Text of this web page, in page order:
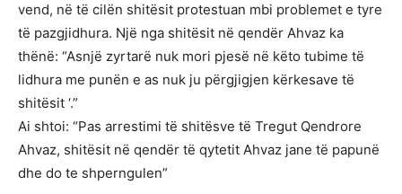
vend, në të cilën shitësit protestuan mbi problemet e tyre
të pazgjidhura. Një nga shitësit në qendër Ahvaz ka
thënë: “Asnjë zyrtarë nuk mori pjesë në këto tubime të
lidhura me punën e as nuk ju përgjigjen kërkesave të
shitësit ‘.”
Ai shtoi: “Pas arrestimi të shitësve të Tregut Qendrore
Ahvaz, shitësit në qendër të qytetit Ahvaz jane të papunë
dhe do te shperngulen”